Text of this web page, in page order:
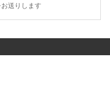
送りします